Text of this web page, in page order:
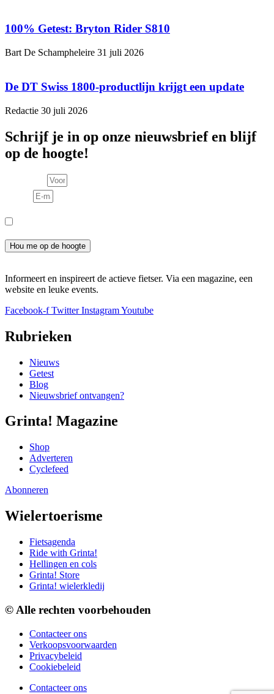
100% Getest: Bryton Rider S810
Bart De Schampheleire 31 juli 2026
De DT Swiss 1800-productlijn krijgt een update
Redactie 30 juli 2026
Schrijf je in op onze nieuwsbrief en blijf
op de hoogte!
Hou me op de hoogte
Informeert en inspireert de actieve fietser. Via een magazine, een
website en leuke events.
Facebook-f Twitter InstagramYoutube
Rubrieken
Nieuws
Getest
Blog
Nieuwsbrief ontvangen?
Grinta! Magazine
Shop
Adverteren
Cyclefeed
Abonneren
Wielertoerisme
Fietsagenda
Ride with Grinta!
Hellingen en cols
Grinta! Store
Grinta! wielerkledij
© Alle rechten voorbehouden
Contacteer ons
Verkoopsvoorwaarden
Privacybeleid
Cookiebeleid
Contacteer ons